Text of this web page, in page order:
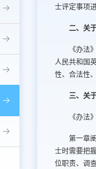
士评定事项
二、关
《办法
人民共和国
性、合法性
三、关
《办法
第一章
士时需要把
位职责、调